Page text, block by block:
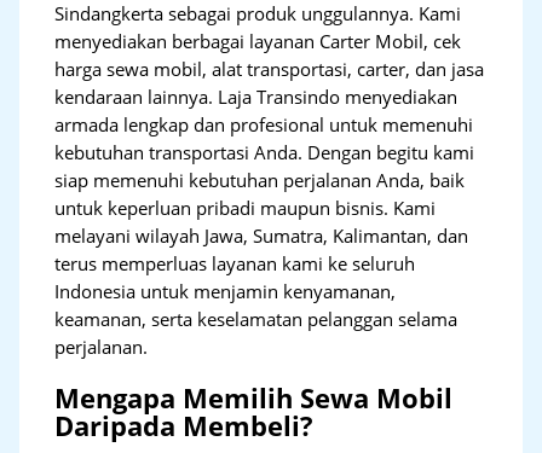
Sindangkerta sebagai produk unggulannya. Kami
menyediakan berbagai layanan Carter Mobil, cek
harga sewa mobil, alat transportasi, carter, dan jasa
kendaraan lainnya. Laja Transindo menyediakan
armada lengkap dan profesional untuk memenuhi
kebutuhan transportasi Anda. Dengan begitu kami
siap memenuhi kebutuhan perjalanan Anda, baik
untuk keperluan pribadi maupun bisnis. Kami
melayani wilayah Jawa, Sumatra, Kalimantan, dan
terus memperluas layanan kami ke seluruh
Indonesia untuk menjamin kenyamanan,
keamanan, serta keselamatan pelanggan selama
perjalanan.
Mengapa Memilih Sewa Mobil
Daripada Membeli?